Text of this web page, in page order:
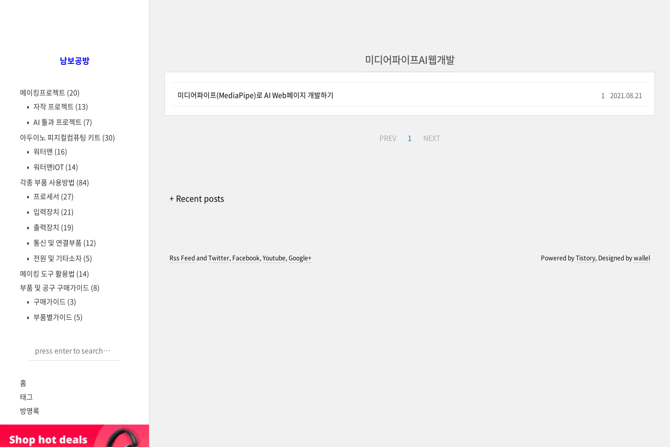
남보공방
메이킹프로젝트 (20)
자작 프로젝트 (13)
AI 툴과 프로젝트 (7)
아두이노 피지컬컴퓨팅 키트 (30)
워터맨 (16)
워터맨IOT (14)
각종 부품 사용방법 (84)
프로세서 (27)
입력장치 (21)
출력장치 (19)
통신 및 연결부품 (12)
전원 및 기타소자 (5)
메이킹 도구 활용법 (14)
부품 및 공구 구매가이드 (8)
구매가이드 (3)
부품별가이드 (5)
홈
태그
방명록
미디어파이프AI웹개발
미디어파이프(MediaPipe)로 AI Web페이지 개발하기 2021.08.21
1
PREV 1 NEXT
+ Recent posts
Powered byTistory, Designed bywallel
Rss FeedandTwitter, Facebook,Youtube,Google+